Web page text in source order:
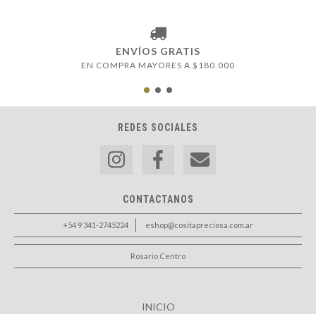
ENVÍOS GRATIS
EN COMPRA MAYORES A $180.000
REDES SOCIALES
CONTACTANOS
+54 9 341-2745224 eshop@cositapreciosa.com.ar
Rosario Centro
INICIO